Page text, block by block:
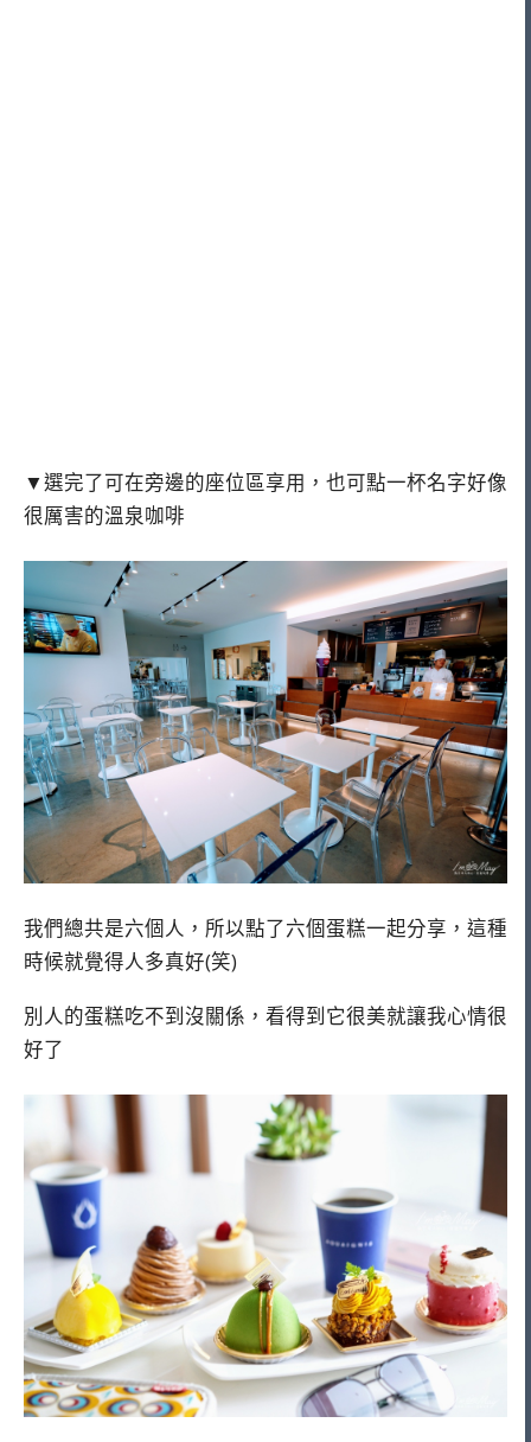
▼選完了可在旁邊的座位區享用，也可點一杯名字好像
很厲害的溫泉咖啡
我們總共是六個人，所以點了六個蛋糕一起分享，這種
時候就覺得人多真好(笑)
別人的蛋糕吃不到沒關係，看得到它很美就讓我心情很
好了